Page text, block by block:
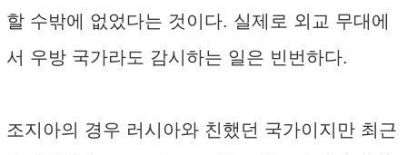
할 수밖에 없었다는 것이다. 실제로 외교 무대에
서 우방 국가라도 감시하는 일은 빈번하다.
조지아의 경우 러시아와 친했던 국가이지만 최근